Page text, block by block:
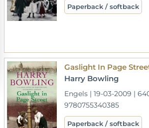
Paperback / softback
Gaslight In Page
Harry Bowling
Engels | 19-03-2009 |
9780755340385
Paperback / softback